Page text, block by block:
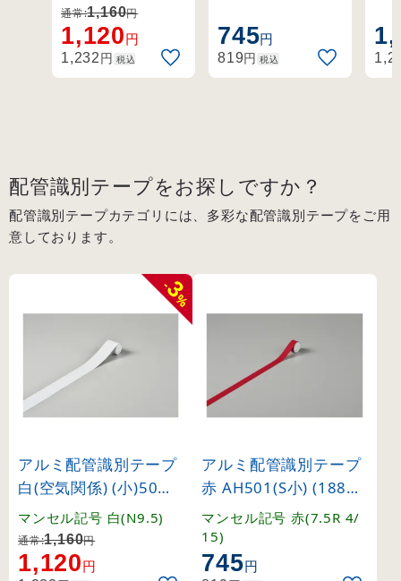
通常:1,160円
1,120円
1,232円 税込
745円
819円 税込
配管識別テープをお探しですか？
配管識別テープカテゴリには、多彩な配管識別テープをご用
意しております。
-
3
%
アルミ配管識別テープ
白(空気関係) (小)50m
m幅×2m巻 (187510)
マンセル記号 白(N9.5)
通常:1,160円
1,120円
アルミ配管識別テープ
赤 AH501(S小) (18850
1)
マンセル記号 赤(7.5R 4/
15)
745円